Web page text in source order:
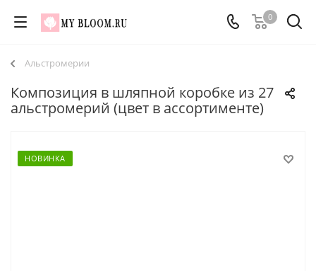
0
Альстромерии
Композиция в шляпной коробке из 27
альстромерий (цвет в ассортименте)
НОВИНКА